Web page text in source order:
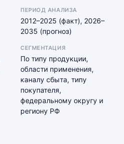
ПЕРИОД АНАЛИЗА
2012–2025 (факт), 2026–
2035 (прогноз)
СЕГМЕНТАЦИЯ
По типу продукции,
области применения,
каналу сбыта, типу
покупателя,
федеральному округу и
региону РФ